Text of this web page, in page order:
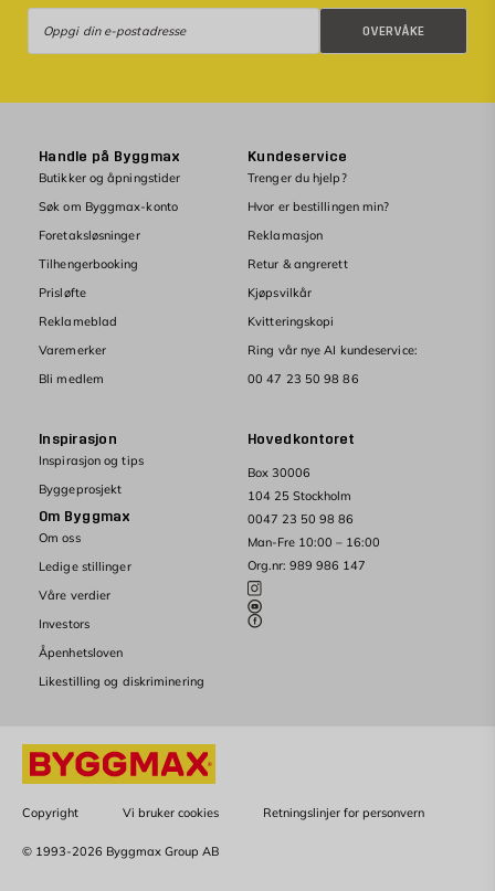
OVERVÅKE
Hovedkontoret
Box 30006
104 25 Stockholm
0047 23 50 98 86
Man-Fre 10:00 – 16:00
Org.nr: 989 986 147
Handle på Byggmax
Butikker og åpningstider
Søk om Byggmax-konto
Foretaksløsninger
Tilhengerbooking
Prisløfte
Reklameblad
Varemerker
Bli medlem
Kundeservice
Trenger du hjelp?
Hvor er bestillingen min?
Reklamasjon
Retur & angrerett
Kjøpsvilkår
Kvitteringskopi
Ring vår nye AI kundeservice:
00 47 23 50 98 86
Inspirasjon
Inspirasjon og tips
Byggeprosjekt
Om Byggmax
Om oss
Ledige stillinger
Våre verdier
Investors
Åpenhetsloven
Likestilling og diskriminering
Copyright Vi bruker cookies Retningslinjer for personvern
© 1993-2026 Byggmax Group AB